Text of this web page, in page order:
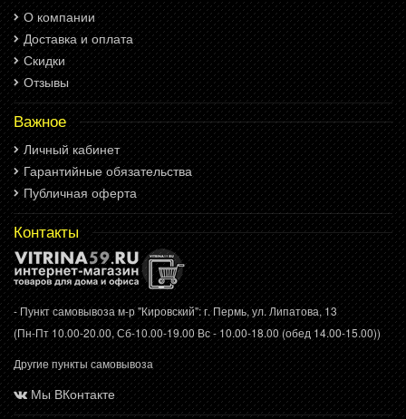
О компании
Доставка и оплата
Скидки
Отзывы
Важное
Личный кабинет
Гарантийные обязательства
Публичная оферта
Контакты
- Пункт самовывоза м-р "Кировский": г. Пермь, ул. Липатова, 13
(Пн-Пт 10.00-20.00, Сб-10.00-19.00 Вс - 10.00-18.00 (обед 14.00-15.00))
Другие пункты самовывоза
Мы ВКонтакте